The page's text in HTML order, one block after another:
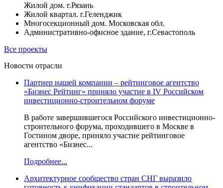
Жилой дом. г.Рязань
Жилой квартал. г.Геленджик
Многосекционный дом. Московская обл.
Административно-офисное здание, г.Севастополь
Все проекты
Новости отрасли
Партнер нашей компании – рейтинговое агентство
«Бизнес Рейтинг» приняло участие в IV Российском
инвестиционно-строительном форуме
В работе завершившегося Российского инвестиционно-
строительного форума, проходившего в Москве в
Гостином дворе, приняло участие рейтинговое
агентство «Бизнес...
Подробнее...
Архитектурное сообщество стран СНГ выразило